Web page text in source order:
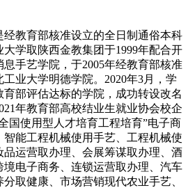
教育部核准设立的全日制通俗本科
学取陕西金教集团于1999年配合开
手艺学院，于2005年经教育部核准
业大学明德学院。2020年3月，学
部评估达标的学院，成功转设改名
年教育部高校结业生就业协会校企
国使用型人才培育工程培育”电子商
能工程机械使用手艺、工程机械使
品运营取办理、会展筹谋取办理、酒
境电子商务、连锁运营取办理、汽车
取健康、市场营销现代农业手艺、